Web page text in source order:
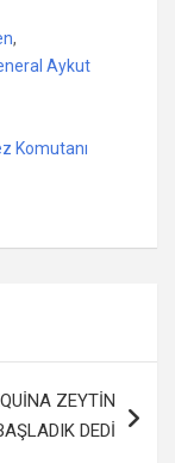
,
Aykut
Komutanı
ZEYTİN
DEDİ